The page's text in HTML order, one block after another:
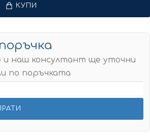
КУПИ
наш консултант ще уточни
по поръчката